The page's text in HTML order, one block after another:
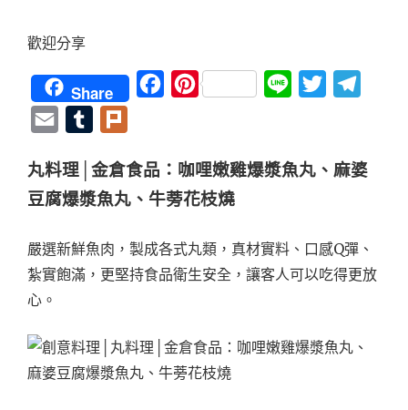
歡迎分享
Share FacebookPinterest Line Twitter
Email Tumblr
丸料理│金倉食品：咖哩嫩雞爆漿魚丸、麻婆
豆腐爆漿魚丸、牛蒡花枝燒
嚴選新鮮魚肉，製成各式丸類，真材實料、口感Q彈、
紮實飽滿，更堅持食品衛生安全，讓客人可以吃得更放
心。